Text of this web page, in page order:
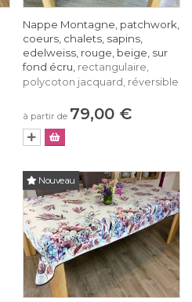
Nappe Montagne, patchwork,
coeurs, chalets, sapins,
edelweiss, rouge, beige, sur
fond écru, rectangulaire,
polycoton jacquard, réversible
à partir de 79,00 €
Nouveau